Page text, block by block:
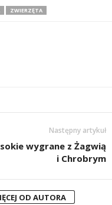
ZWIERZĘTA
Następny artykuł
wygrane z Żagwią
i Chrobrym
OD AUTORA